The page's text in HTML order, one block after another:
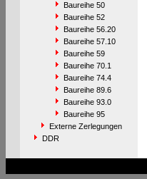
Baureihe 50
Baureihe 52
Baureihe 56.20
Baureihe 57.10
Baureihe 59
Baureihe 70.1
Baureihe 74.4
Baureihe 89.6
Baureihe 93.0
Baureihe 95
Externe Zerlegungen
DDR